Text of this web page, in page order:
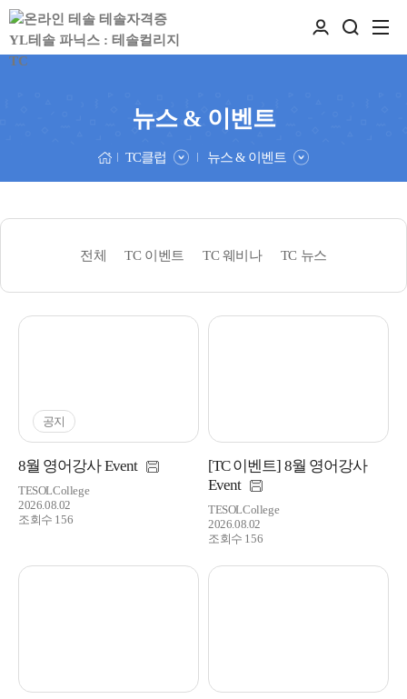
뉴스 & 이벤트
TC클럽 뉴스 & 이벤트
전체 TC 이벤트 TC 웨비나 TC 뉴스
공지
8월 영어강사 Event
TESOLCollege
2026.08.02
조회수 156
[TC 이벤트] 8월 영어강사
Event
TESOLCollege
2026.08.02
조회수 156